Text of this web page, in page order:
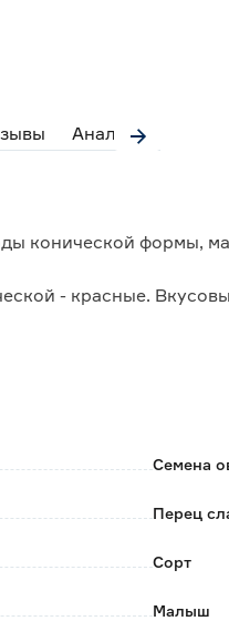
Аналоги
конической формы,
- красные.
Семена
Перец
Сорт
Малыш